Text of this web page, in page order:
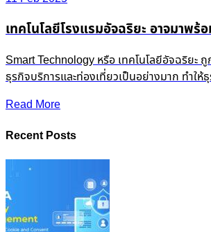
เทคโนโลยีโรงแรมอัจฉริยะ อาจมาพร้
Smart Technology หรือ เทคโนโลยีอัจฉริยะ
ธุรกิจบริการและท่องเที่ยวเป็นอย่างมาก ทำใ
Read More
Recent Posts